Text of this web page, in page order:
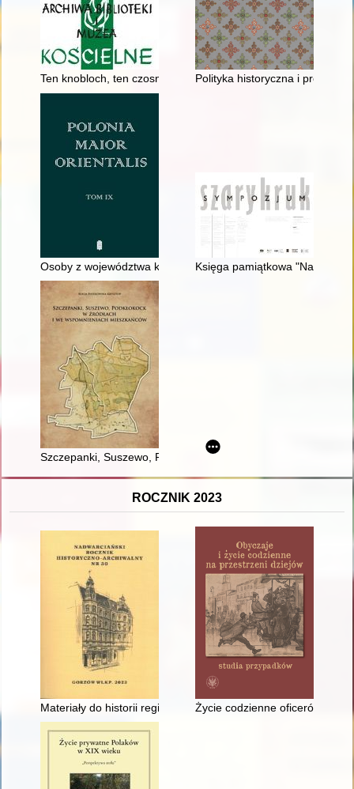
Ten knobloch, ten czosnek, czujemy go w nosie" :
Polityka historyczna i
Osoby z województwa kaliskiego opisane w "Liber
Księga pamiątkowa "Na
Szczepanki, Suszewo, Podkłokock w źródłach i we
ROCZNIK 2023
Materiały do historii regionu za rok 2022 : (uzupełnienia za
Życie codzienne oficerów i